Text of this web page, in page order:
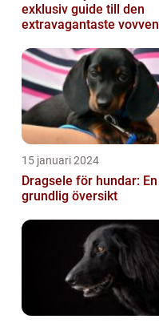
exklusiv guide till den
extravagantaste vovven
15 januari 2024
Dragsele för hundar: En
grundlig översikt